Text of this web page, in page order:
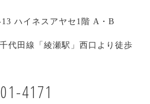
ハイネスアヤセ1階 A・B
代田線「綾瀬駅」西口より徒歩
4171